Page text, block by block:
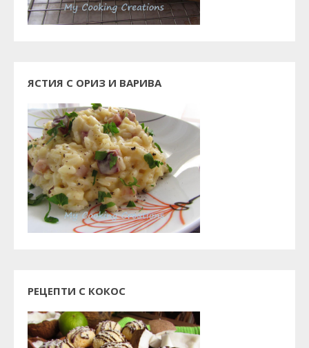
ЯСТИЯ С ОРИЗ И ВАРИВА
РЕЦЕПТИ С КОКОС